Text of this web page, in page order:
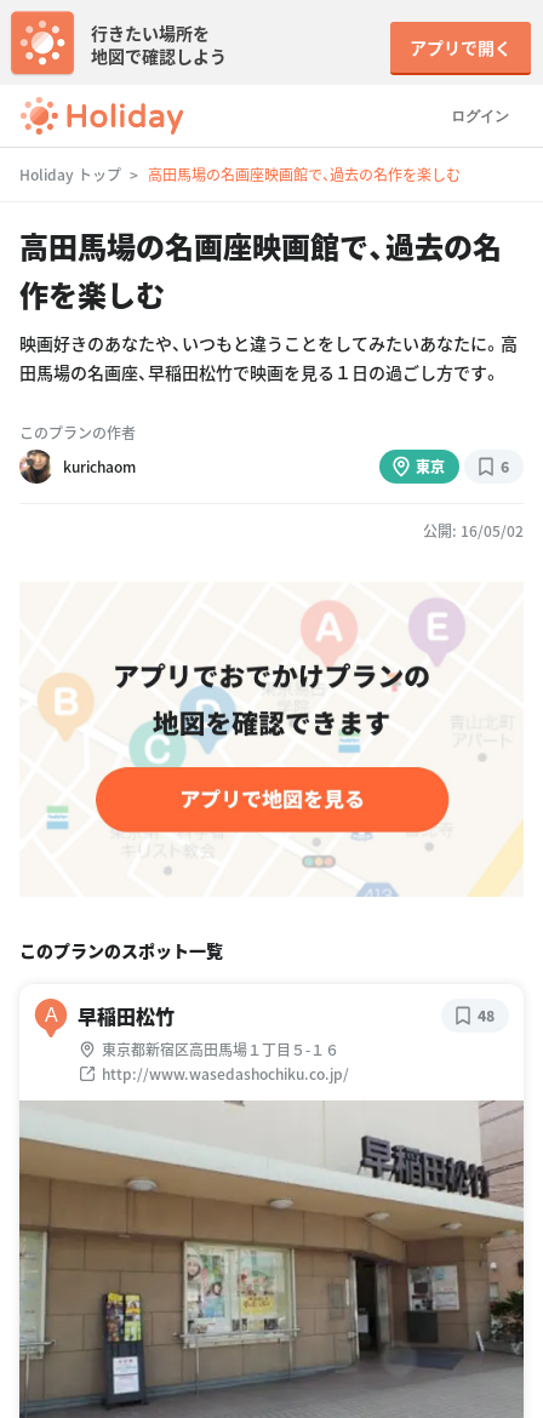
ログイン
行きたい場所を
地図で確認しよう
アプリで開く
Holiday トップ 高田馬場の名画座映画館で、過去の名作を楽しむ
高田馬場の名画座映画館で、過去の名
作を楽しむ
映画好きのあなたや、いつもと違うことをしてみたいあなたに。高
田馬場の名画座、早稲田松竹で映画を見る１日の過ごし方です。
このプランの作者
kurichaom
東京 6
公開: 16/05/02
このプランのスポット一覧
A 早稲田松竹
東京都新宿区高田馬場１丁目５-１６
http://www.wasedashochiku.co.jp/
48